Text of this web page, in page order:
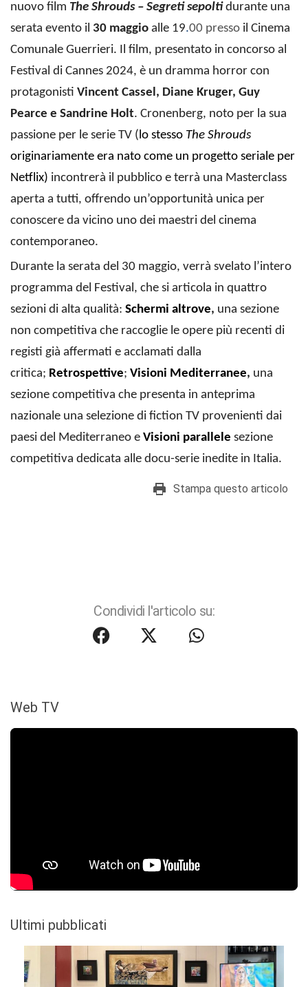
nuovo film The Shrouds – Segreti sepolti durante una
serata evento il 30 maggio alle 19.00 presso il Cinema
Comunale Guerrieri. Il film, presentato in concorso al
Festival di Cannes 2024, è un dramma horror con
protagonisti Vincent Cassel, Diane Kruger, Guy
Pearce e Sandrine Holt. Cronenberg, noto per la sua
passione per le serie TV (lo stesso The Shrouds
originariamente era nato come un progetto seriale per
Netflix) incontrerà il pubblico e terrà una Masterclass
aperta a tutti, offrendo un’opportunità unica per
conoscere da vicino uno dei maestri del cinema
contemporaneo.
Durante la serata del 30 maggio, verrà svelato l’intero
programma del Festival, che si articola in quattro
sezioni di alta qualità: Schermi altrove, una sezione
non competitiva che raccoglie le opere più recenti di
registi già affermati e acclamati dalla
critica; Retrospettive; Visioni Mediterranee, una
sezione competitiva che presenta in anteprima
nazionale una selezione di fiction TV provenienti dai
paesi del Mediterraneo e Visioni parallele sezione
competitiva dedicata alle docu-serie inedite in Italia.
Stampa questo articolo
Condividi l'articolo su:
Web TV
Ultimi pubblicati